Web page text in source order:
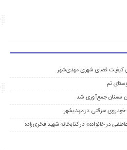
کیفیت فضای شهری مهدی‌شهر
تم
عاطفی در خانواده» در کتابخانه شهید فخری‌زاده